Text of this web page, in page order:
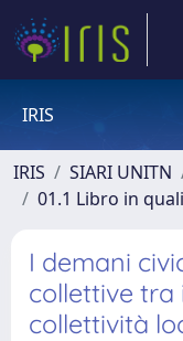
IRIS
IRIS SIARI UNITN
01.1 Libro in
I demani
collettive tra
collettività